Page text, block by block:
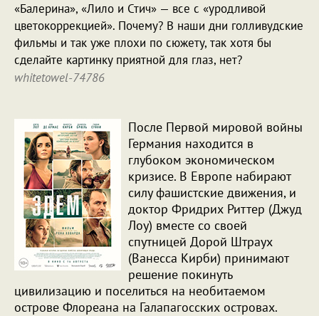
«Балерина», «Лило и Стич» — все с «уродливой
цветокоррекцией». Почему? В наши дни голливудские
фильмы и так уже плохи по сюжету, так хотя бы
сделайте картинку приятной для глаз, нет?
whitetowel-74786
После Первой мировой войны
Германия находится в
глубоком экономическом
кризисе. В Европе набирают
силу фашистские движения, и
доктор Фридрих Риттер (Джуд
Лоу) вместе со своей
спутницей Дорой Штраух
(Ванесса Кирби) принимают
решение покинуть
цивилизацию и поселиться на необитаемом
острове Флореана на Галапагосских островах.